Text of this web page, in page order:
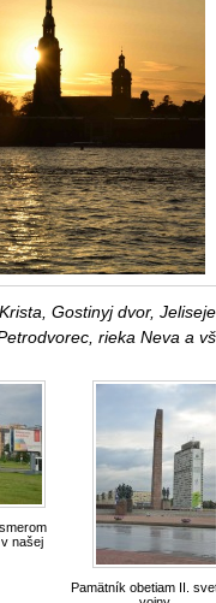
Gostinyj dvor,
rieka Neva a
našej
Pamätník obetiam II.